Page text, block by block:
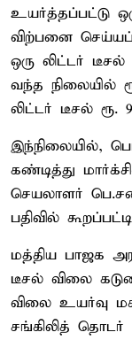
உயர்த்தப்பட்டு
விற்பனை
ஒரு லிட்டர் டீசல்
வந்த நிலையில்
லிட்டர் டீசல் ரூ.
இந்நிலையில்,
கண்டித்து
செயலாளர்
பதிவில்
மத்திய பாஜக
டீசல் விலை
விலை உயர்வு
சங்கிலித் தொடர்